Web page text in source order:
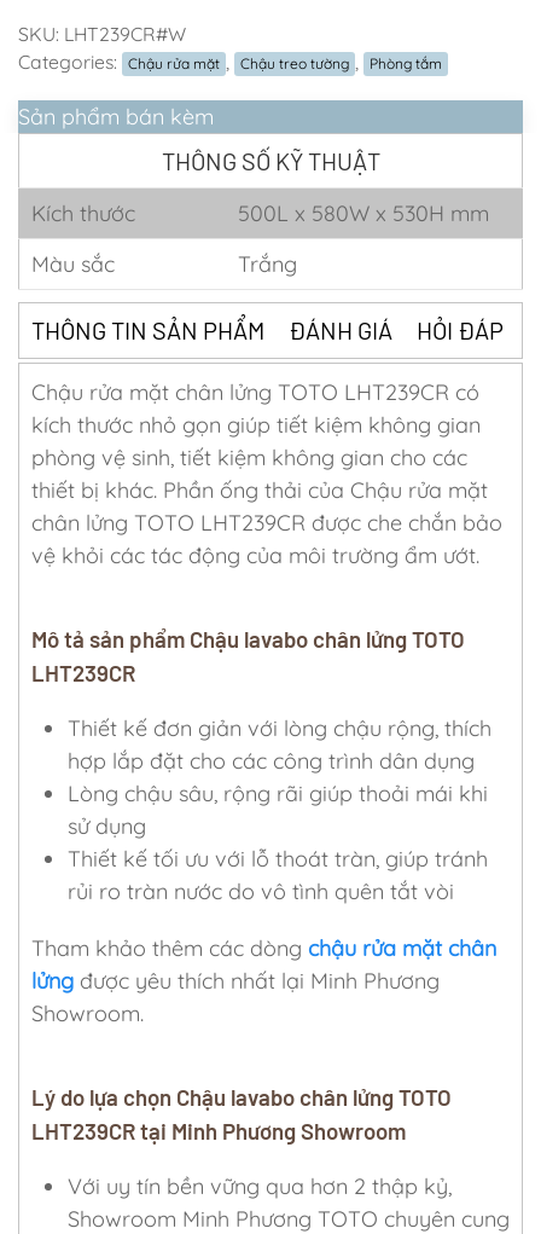
SKU: LHT239CR#W
Categories:
Chậu rửa mặt Chậu treo tường Phòng tắm
Sản phẩm bán kèm
THÔNG SỐ KỸ THUẬT
Kích thước
500L x 580W x 530H mm
Màu sắc
Trắng
THÔNG TIN SẢN PHẨM ĐÁNH GIÁ HỎI ĐÁP
Chậu rửa mặt chân lửng TOTO LHT239CR có
kích thước nhỏ gọn giúp tiết kiệm không gian
phòng vệ sinh, tiết kiệm không gian cho các
thiết bị khác. Phần ống thải của Chậu rửa mặt
chân lửng TOTO LHT239CR được che chắn bảo
vệ khỏi các tác động của môi trường ẩm ướt.
Mô tả sản phẩm Chậu lavabo chân lửng TOTO
LHT239CR
Thiết kế đơn giản với lòng chậu rộng, thích
hợp lắp đặt cho các công trình dân dụng
Lòng chậu sâu, rộng rãi giúp thoải mái khi
sử dụng
Thiết kế tối ưu với lỗ thoát tràn, giúp tránh
rủi ro tràn nước do vô tình quên tắt vòi
Tham khảo thêm các dòng chậu rửa mặt chân
lửng được yêu thích nhất lại Minh Phương
Showroom.
Lý do lựa chọn Chậu lavabo chân lửng TOTO
LHT239CR tại Minh Phương Showroom
Với uy tín bền vững qua hơn 2 thập kỷ,
Showroom Minh Phương TOTO chuyên cung